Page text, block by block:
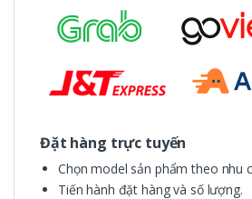
Đặt hàng trực tuyến
Chọn model sản phẩm theo nhu
Tiến hành đặt hàng và số lượng.